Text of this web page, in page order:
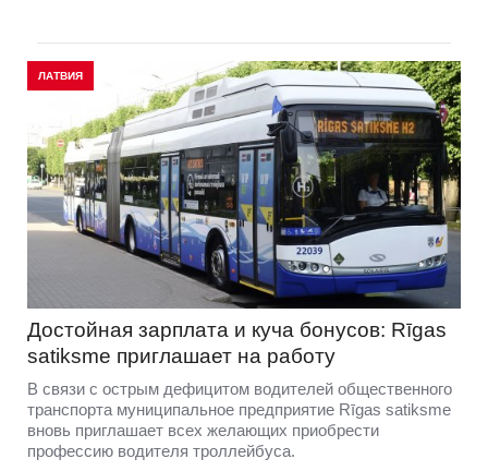
ЛАТВИЯ
Достойная зарплата и куча бонусов: Rīgas
satiksme приглашает на работу
В связи с острым дефицитом водителей общественного
транспорта муниципальное предприятие Rīgas satiksme
вновь приглашает всех желающих приобрести
профессию водителя троллейбуса.